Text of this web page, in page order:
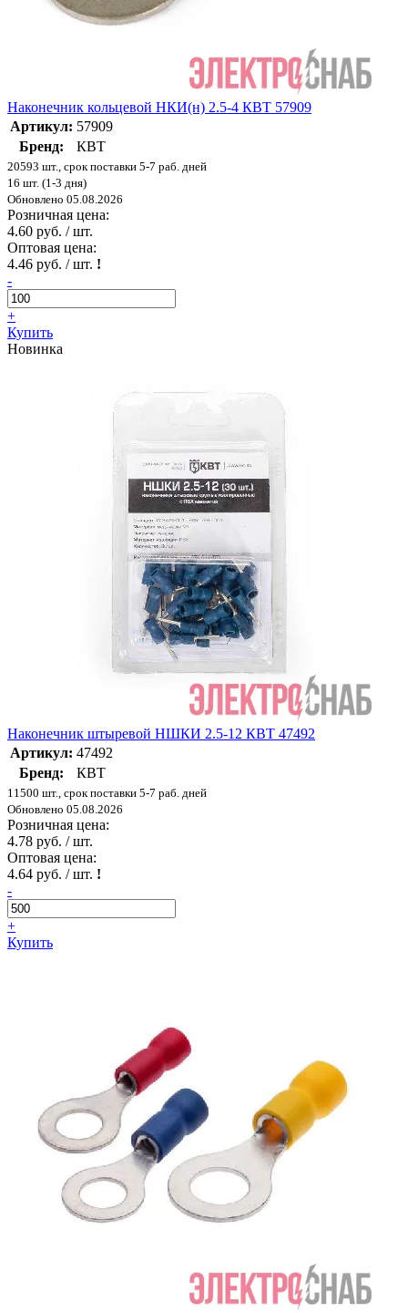
Наконечник кольцевой НКИ(н) 2.5-4 КВТ 57909
Артикул: 57909
Бренд:
КВТ
20593 шт., срок поставки 5-7 раб. дней
16 шт. (1-3 дня)
Обновлено 05.08.2026
Розничная цена:
4.60 руб. / шт.
Оптовая цена:
4.46 руб. / шт. !
-
+
Купить
Новинка
Наконечник штыревой НШКИ 2.5-12 КВТ 47492
Артикул: 47492
Бренд:
КВТ
11500 шт., срок поставки 5-7 раб. дней
Обновлено 05.08.2026
Розничная цена:
4.78 руб. / шт.
Оптовая цена:
4.64 руб. / шт. !
-
+
Купить